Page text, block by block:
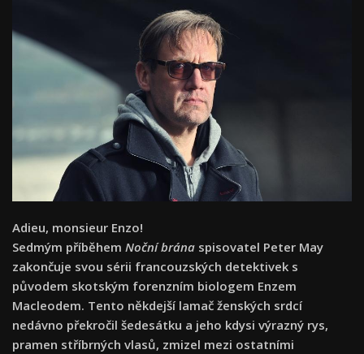
Adieu, monsieur Enzo!
Sedmým příběhem Noční brána spisovatel Peter May
zakončuje svou sérii francouzských detektivek s
původem skotským forenzním biologem Enzem
Macleodem. Tento někdejší lamač ženských srdcí
nedávno překročil šedesátku a jeho kdysi výrazný rys,
pramen stříbrných vlasů, zmizel mezi ostatními